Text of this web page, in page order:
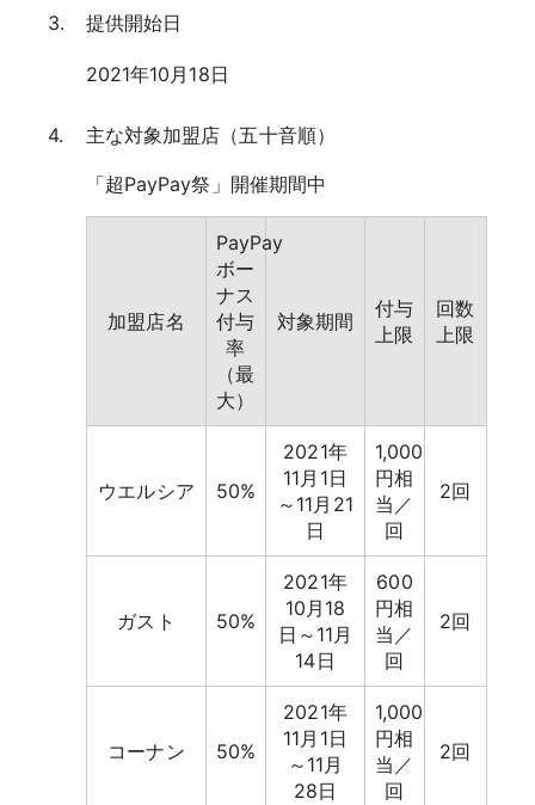
提供開始日
2021年10月18日
主な対象加盟店（五十音順）
「超PayPay祭」開催期間中
加盟店名
PayPay
ボー
ナス
付与
率
（最
大）
対象期間
付与
上限
回数
上限
ウエルシア 50%
2021年
11月1日
～11月21
日
1,000
円相
当／
回
2回
ガスト 50%
2021年
10月18
日～11月
14日
600
円相
当／
回
2回
コーナン 50%
2021年
11月1日
～11月
28日
1,000
円相
当／
回
2回